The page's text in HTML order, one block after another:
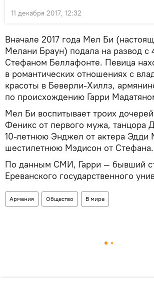
11 декабря 2017, 12:32
Вначале 2017 года Мел Би
Мелани Браун) подала на развод с
Стефаном Беллафонте. Певица
в романтических отношениях с
красоты в Беверли-Хиллз,
по происхождению Гарри
Мел Би воспитывает троих
Феникс от первого мужа, танцора
10-летнюю Энджел от актера Эдди
шестилетнюю Мэдисон от Стефана.
По данным СМИ, Гарри — бывший
Ереванского государственного
Армения Общество В мире